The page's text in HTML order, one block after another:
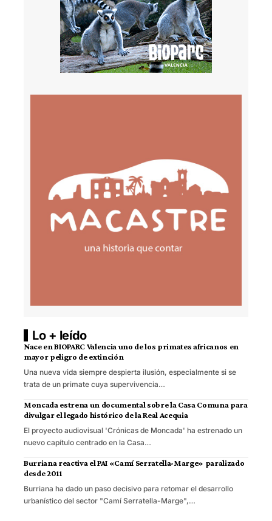
Lo + leído
Nace en BIOPARC Valencia uno de los primates africanos en
mayor peligro de extinción
Una nueva vida siempre despierta ilusión, especialmente si se
trata de un primate cuya supervivencia…
Moncada estrena un documental sobre la Casa Comuna para
divulgar el legado histórico de la Real Acequia
El proyecto audiovisual 'Crónicas de Moncada' ha estrenado un
nuevo capítulo centrado en la Casa…
Burriana reactiva el PAI «Camí Serratella-Marge» paralizado
desde 2011
Burriana ha dado un paso decisivo para retomar el desarrollo
urbanístico del sector "Camí Serratella-Marge",…